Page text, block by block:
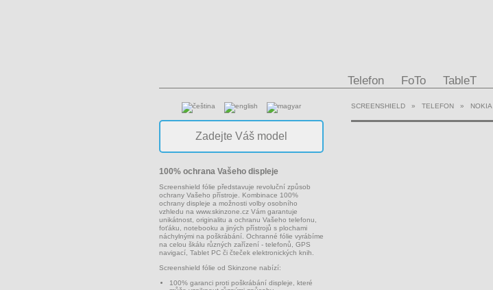
Telefon FoTo TableT
100% ochrana Vašeho displeje
Screenshield fólie představuje revoluční způsob
ochrany Vašeho přístroje. Kombinace 100%
ochrany displeje a možnosti volby osobního
vzhledu na www.skinzone.cz Vám garantuje
unikátnost, originalitu a ochranu Vašeho telefonu,
foťáku, notebooku a jiných přístrojů s plochami
náchylnými na poškrábání. Ochranné fólie vyrábíme
na celou škálu různých zařízení - telefonů, GPS
navigací, Tablet PC či čteček elektronických knih.
Screenshield fólie od Skinzone nabízí:
100% garanci proti poškrábání displeje, které
SCREENSHIELD » TELEFON » NOKIA